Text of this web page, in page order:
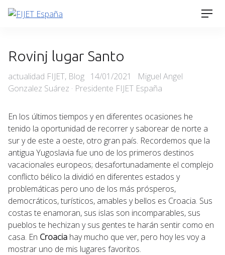
Skip
Rovinj lugar Santo
Categories
actualidad FIJET, Blog Posted
on
14/01/2021
Miguel Angel
Gonzalez Suárez · Presidente FIJET España
En los últimos tiempos y en diferentes ocasiones he
tenido la oportunidad de recorrer y saborear de norte a
sur y de este a oeste, otro gran país. Recordemos que la
antigua Yugoslavia fue uno de los primeros destinos
vacacionales europeos; desafortunadamente el complejo
conflicto bélico la dividió en diferentes estados y
problemáticas pero uno de los más prósperos,
democráticos, turísticos, amables y bellos es Croacia. Sus
costas te enamoran, sus islas son incomparables, sus
pueblos te hechizan y sus gentes te harán sentir como en
casa. En Croacia hay mucho que ver, pero hoy les voy a
mostrar uno de mis lugares favoritos.